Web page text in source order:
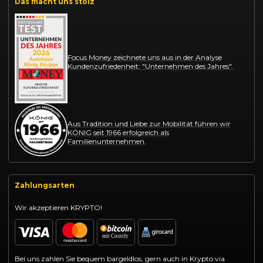
Focus Money zeichnete uns aus in der Analyse
Kundenzufriedenheit: "Unternehmen des Jahres".
Aus Tradition und Liebe zur Mobilität führen wir
KÖNIG seit 1966 erfolgreich als
Familienunternehmen.
Zahlungsarten
Wir akzeptieren KRYPTO!
Bei uns zahlen Sie bequem bargeldlos, gern auch in Krypto via